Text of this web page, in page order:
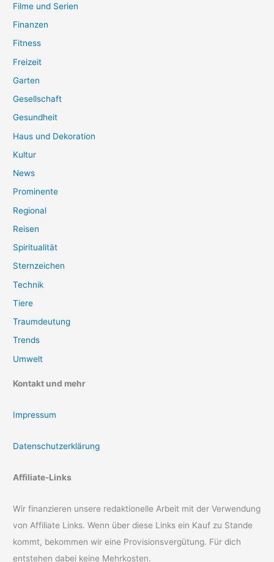
Filme und Serien
Finanzen
Fitness
Freizeit
Garten
Gesellschaft
Gesundheit
Haus und Dekoration
Kultur
News
Prominente
Regional
Reisen
Spiritualität
Sternzeichen
Technik
Tiere
Traumdeutung
Trends
Umwelt
Kontakt und mehr
Impressum
Datenschutzerklärung
Affiliate-Links
Wir finanzieren unsere redaktionelle Arbeit mit der Verwendung
von Affiliate Links. Wenn über diese Links ein Kauf zu Stande
kommt, bekommen wir eine Provisionsvergütung. Für dich
entstehen dabei keine Mehrkosten.